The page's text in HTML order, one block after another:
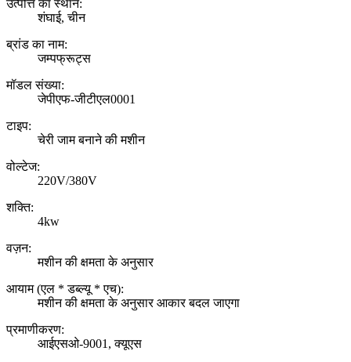
उत्पत्ति का स्थान:
शंघाई, चीन
ब्रांड का नाम:
जम्पफ्रूट्स
मॉडल संख्या:
जेपीएफ-जीटीएल0001
टाइप:
चेरी जाम बनाने की मशीन
वोल्टेज:
220V/380V
शक्ति:
4kw
वज़न:
मशीन की क्षमता के अनुसार
आयाम (एल * डब्ल्यू * एच):
मशीन की क्षमता के अनुसार आकार बदल जाएगा
प्रमाणीकरण:
आईएसओ-9001, क्यूएस